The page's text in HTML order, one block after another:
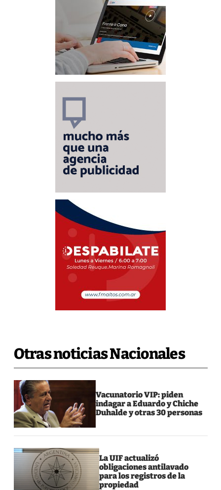
Otras noticias Nacionales
Vacunatorio VIP: piden
indagar a Eduardo y Chiche
Duhalde y otras 30 personas
La UIF actualizó
obligaciones antilavado
para los registros de la
propiedad